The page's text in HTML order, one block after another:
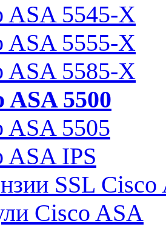
ASA 5545-X
ASA 5555-X
ASA 5585-X
ASA 5500
ASA 5505
ASA IPS
SSL Cisco
Cisco ASA